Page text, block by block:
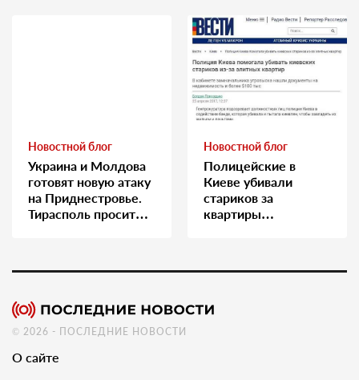
Новостной блог
Украина и Молдова
готовят новую атаку
на Приднестровье.
Тирасполь просит
Новостной блог
Полицейские в
Киеве убивали
стариков за
квартиры…
© 2026 - ПОСЛЕДНИЕ НОВОСТИ
О сайте